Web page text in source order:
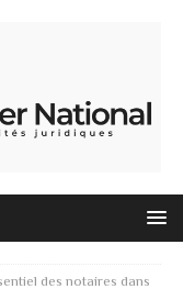
des notaires dans